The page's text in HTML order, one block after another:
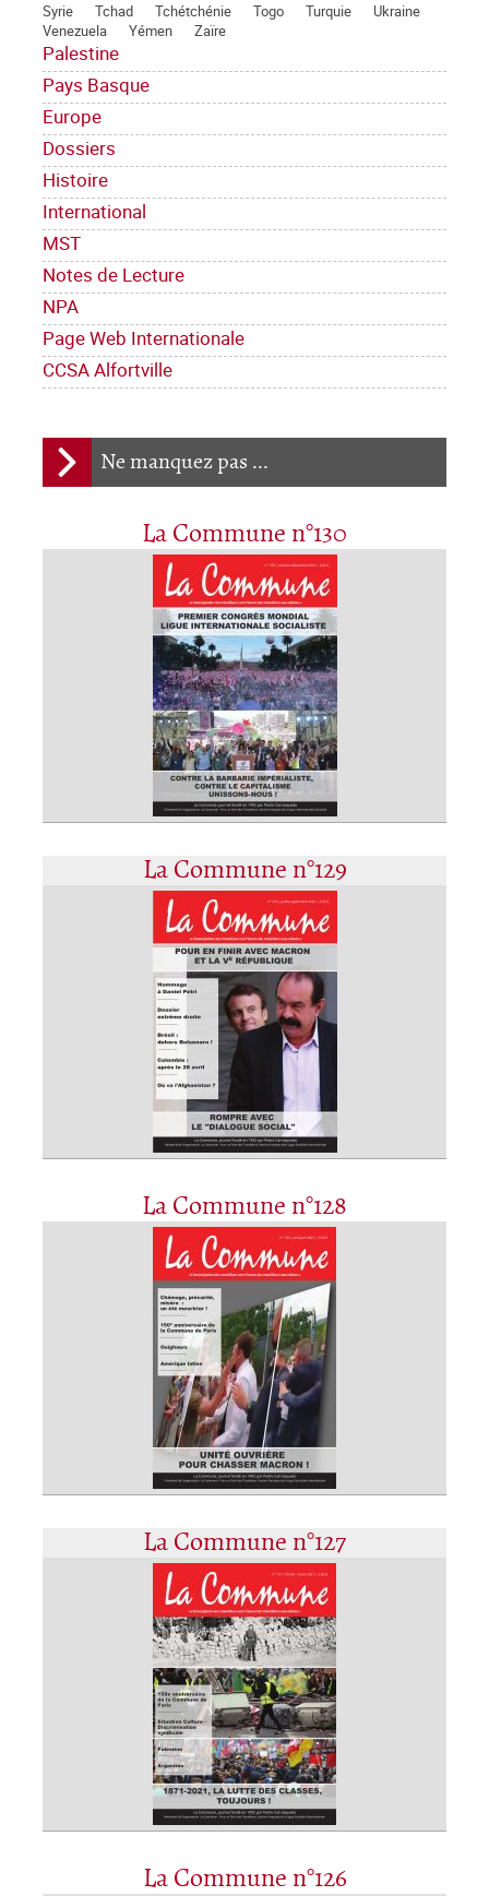
Syrie
Tchad Tchétchénie Togo Turquie
Ukraine
Venezuela
Yémen Zaïre
Palestine
Pays Basque
Europe
Dossiers
Histoire
International
MST
Notes de Lecture
NPA
Page Web Internationale
CCSA Alfortville
Ne manquez pas ...
La Commune n°130
La Commune n°129
La Commune n°128
La Commune n°127
La Commune n°126